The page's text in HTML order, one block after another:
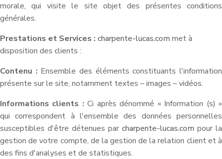
morale, qui visite le site objet des présentes conditions
générales.
Prestations et Services : charpente-lucas.com met à
disposition des clients :
Contenu : Ensemble des éléments constituants l'information
présente sur le site, notamment textes – images – vidéos.
Informations clients : Ci après dénommé « Information (s) »
qui correspondent à l'ensemble des données personnelles
susceptibles d'être détenues par charpente-lucas.com pour la
gestion de votre compte, de la gestion de la relation client et à
des fins d'analyses et de statistiques.